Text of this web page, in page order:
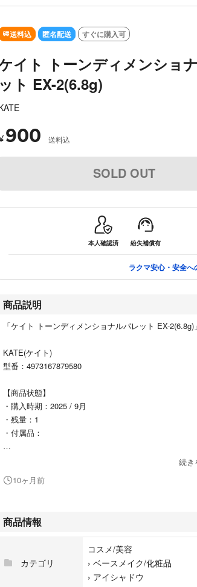
SOLD OUT
送料込 匿名配送 すぐに購入可
イト トーンディメンショ
ット EX-2(6.8g)
900 送料込
SOLD OUT
本人確認済 紛失補償有
ラクマ安心・安全へ
商品説明
「ケイト トーンディメンショナルパレット EX-2(6.8g)」
KATE(ケイト)
型番：4973167879580
【商品状態】
・購入時期：2025 / 9月
・残量：1
・付属品：
#コスメ/美容
#メイクアップ
続き
10ヶ月前
商品情報
カテゴリ
コスメ/美容
› ベースメイク/化粧品
› アイシャドウ